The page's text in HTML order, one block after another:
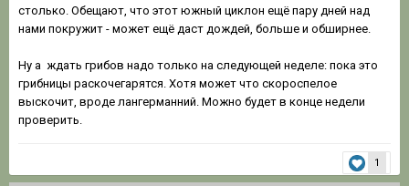
столько. Обещают, что этот южный циклон ещё пару дней над
нами покружит - может ещё даст дождей, больше и обширнее.
Ну а ждать грибов надо только на следующей неделе: пока это
грибницы раскочегарятся. Хотя может что скороспелое
выскочит, вроде лангерманний. Можно будет в конце недели
проверить.
1